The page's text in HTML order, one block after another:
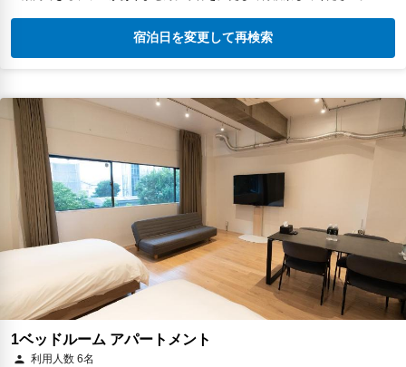
宿泊日を変更して再検索
1ベッドルーム アパートメント
利用人数 6名